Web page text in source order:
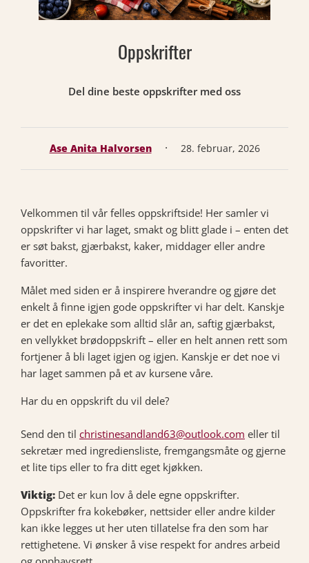
Oppskrifter
Del dine beste oppskrifter med oss
Åse Anita Halvorsen · 28. februar, 2026
Velkommen til vår felles oppskriftside! Her samler vi
oppskrifter vi har laget, smakt og blitt glade i – enten det
er søt bakst, gjærbakst, kaker, middager eller andre
favoritter.
Målet med siden er å inspirere hverandre og gjøre det
enkelt å finne igjen gode oppskrifter vi har delt. Kanskje
er det en eplekake som alltid slår an, saftig gjærbakst,
en vellykket brødoppskrift – eller en helt annen rett som
fortjener å bli laget igjen og igjen. Kanskje er det noe vi
har laget sammen på et av kursene våre.
Har du en oppskrift du vil dele?
Send den til christinesandland63@outlook.com eller til
sekretær med ingrediensliste, fremgangsmåte og gjerne
et lite tips eller to fra ditt eget kjøkken.
Viktig: Det er kun lov å dele egne oppskrifter.
Oppskrifter fra kokebøker, nettsider eller andre kilder
kan ikke legges ut her uten tillatelse fra den som har
rettighetene. Vi ønsker å vise respekt for andres arbeid